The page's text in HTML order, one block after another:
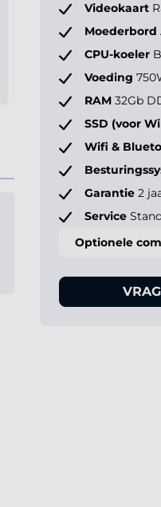
Videokaart
Moederbord
CPU-koeler
Voeding
RAM 32Gb
SSD (voor
Wifi &
Garantie 2
Service
Optionele